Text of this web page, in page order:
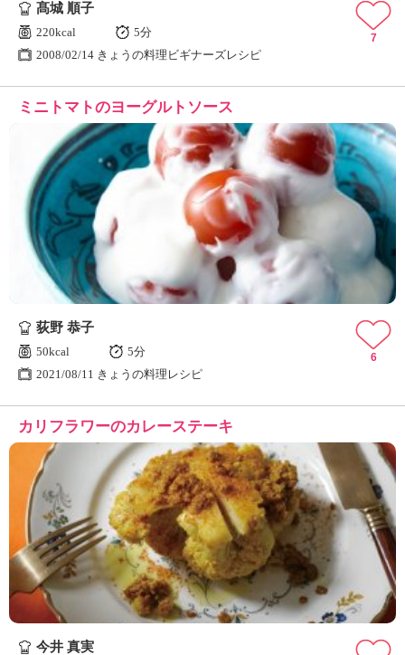
髙城 順子
220kcal
5分
2008/02/14 きょうの料理ビギナーズレシピ
7
ミニトマトのヨーグルトソース
荻野 恭子
50kcal
5分
2021/08/11 きょうの料理レシピ
6
カリフラワーのカレーステーキ
今井 真実